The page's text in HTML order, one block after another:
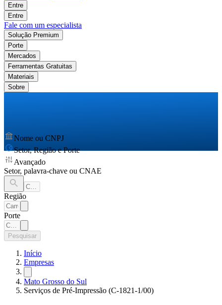
Entre
Entre
Fale com um especialista
Solução Premium
Porte
Mercados
Ferramentas Gratuitas
Materiais
Sobre
Nome ou CNPJ
Setor, Região e Porte
Avançado
Setor, palavra-chave ou CNAE
Região
Porte
Pesquisar
Início
Empresas
Mato Grosso do Sul
Serviços de Pré-Impressão (C-1821-1/00)